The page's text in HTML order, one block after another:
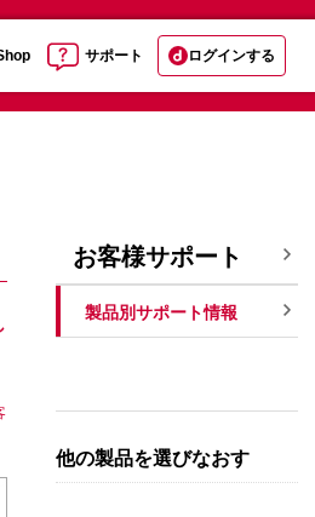
サポート ログインする
お客様サポート
製品別サポート情報
他の製品を選びなおす